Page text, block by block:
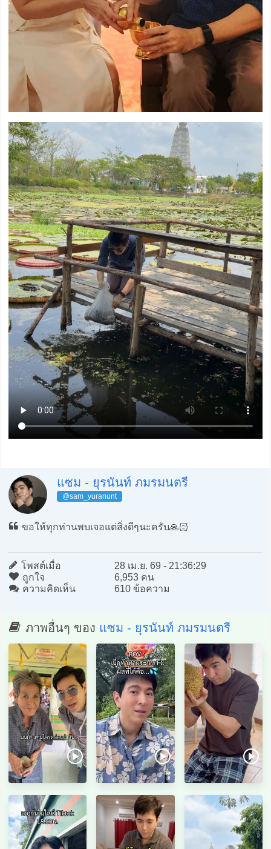
แซม - ยุรนันท์ ภมรมนตรี
@sam_yuranunt
ขอให้ทุกท่านพบเจอแต่สิ่งดีๆนะครับ🙏🏻
โพสต์เมื่อ
28 เม.ย. 69 - 21:36:29
ถูกใจ
6,953 คน
ความคิดเห็น
610 ข้อความ
ภาพอื่นๆ ของ แซม - ยุรนันท์ ภมรมนตรี